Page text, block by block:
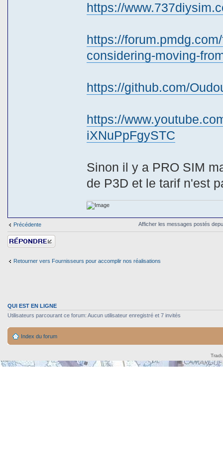
https://
https://
considering-moving-
https://github.com/
https://
iXNuPpFgySTC
Sinon il y a PRO SIM
de P3D et le tarif n'est
Précédente Afficher les messages postés
Répondre
Retourner vers Fournisseurs pour accomplir nos réalisations
QUI EST EN LIGNE
Utilisateurs parcourant ce forum: Aucun utilisateur enregistré et 7 invités
Index du forum